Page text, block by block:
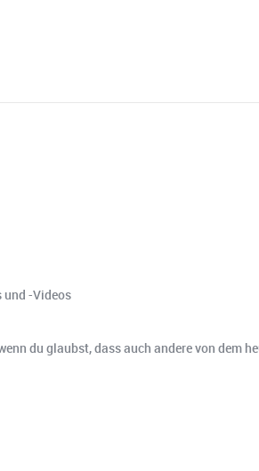
und -Videos
du glaubst, dass auch andere von dem